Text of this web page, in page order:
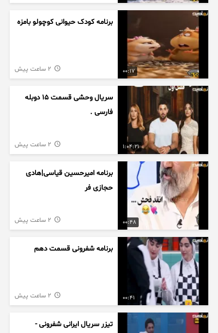
00:17
برنامه کودک حیوانی کوچولو بامزه
1:04:21
سریال وحشی قسمت ۱۵ دوبله
فارسی .
00:48
برنامه امیرحسین قیاسی|هادی
حجازی فر
00:41
برنامه شفرونی قسمت دهم
تیزر سریال ایرانی شفرونی -